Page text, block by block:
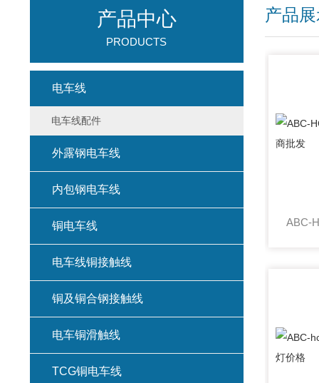
产品
产品中心
PRODUCTS
电车线
电车线配件
外露钢电车线
内包钢电车线
铜电车线
电车线铜接触线
铜及铜合钢接触线
电车铜滑触线
TCG铜电车线